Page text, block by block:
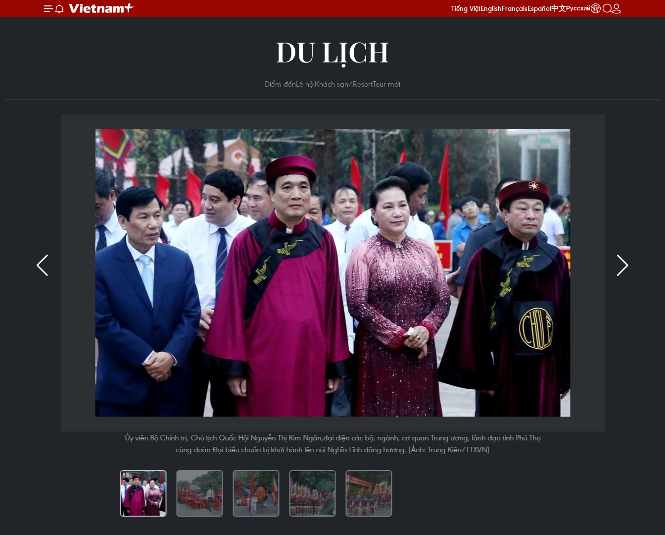
Tiếng ViệtEnglishFrançaisEspañol中文Русский
DU LỊCH
Điểm đếnLễ hộiKhách sạn/ResortTour mới
Ủy viên Bộ Chính trị, Chủ tịch Quốc Hội Nguyễn Thị Kim Ngân,đại diện các bộ, ngành, cơ quan Trung ương, lãnh đạo tỉnh Phú Thọ
cùng đoàn Đại biểu chuẩn bị khởi hành lên núi Nghĩa Lĩnh dâng hương. (Ảnh: Trung Kiên/TTXVN)